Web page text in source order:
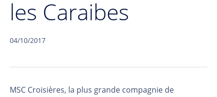
les Caraibes
04/10/2017
MSC Croisières, la plus grande compagnie de